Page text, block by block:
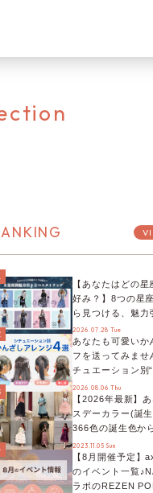
【あなたはどの
好み？】8つの星
ら見つける、魅力
タイリング♡
2026.07.28 Tue
あなたも可愛いか
フを送ってみませ
チュエーション別
オススメ【ショッ
編集部】
2026.08.06 Thu
【2026年最新】
スデーカラー(誕
366色の誕生色か
生色、バースデー
デまでご紹介♡
2023.11.05 Sun
【8月開催予定】
のイベント一覧
ラボのREZEN